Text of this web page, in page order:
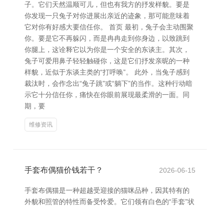
子。它们天然温顺可儿，但也有我方的抒发样貌。要是
你发现一只兔子对你进展出亲近的迹象，那可能意味着
它对你有好感大要信任你。 首页 最初，兔子会主动围聚
你。要是它不再躲闪，而是冉冉走到你身边，以致跳到
你腿上，这诠释它以为你是一个安全的东谈主。其次，
兔子可爱用鼻子轻轻触碰你，这是它们抒发亲昵的一种
样貌，近似于东谈主类的“打呼唤”。 此外，当兔子感到
裁汰时，会作念出“兔子跳”或“躺下”的当作。这种行动暗
示它十分信任你，痛快在你眼前展现最柔滑的一面。同
期，要
维修资讯
手套布偶猫价钱若干？ 2026-06-15
手套布偶猫是一种超越受迎接的猫咪品种，因其特有的
外貌和照管的特性而备受怜爱。它们领有白色的“手套”状